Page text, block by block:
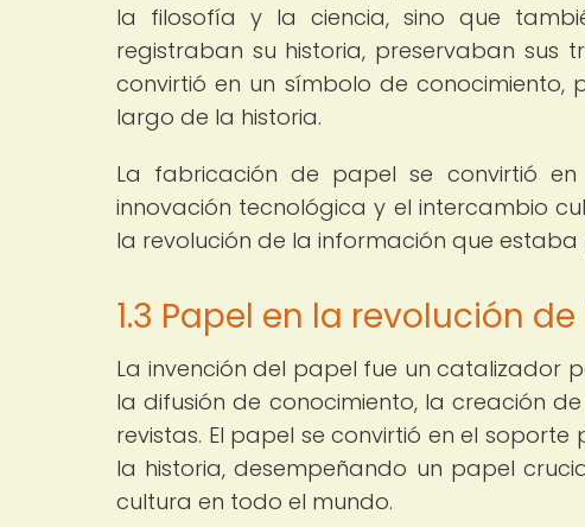
la filosofía y la ciencia, sino que
registraban su historia, preservaban sus
convirtió en un símbolo de conocimiento,
largo de la historia.
La fabricación de papel se convirtió
innovación tecnológica y el intercambio
la revolución de la información que estaba
1.3 Papel en la revolución
La invención del papel fue un catalizador
la difusión de conocimiento, la creación
revistas. El papel se convirtió en el
la historia, desempeñando un papel
cultura en todo el mundo.